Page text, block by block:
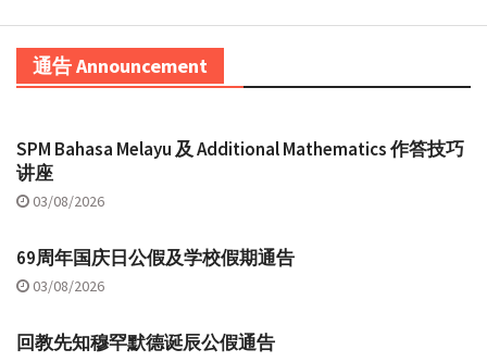
通告 Announcement
SPM Bahasa Melayu 及 Additional Mathematics 作答技巧
讲座
03/08/2026
69周年国庆日公假及学校假期通告
03/08/2026
回教先知穆罕默德诞辰公假通告